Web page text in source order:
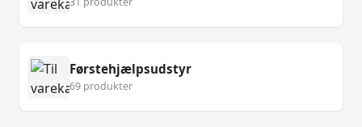
Førstehjælpsudstyr
69 produkter